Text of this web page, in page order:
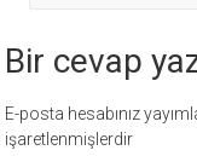
Bir cevap
E-posta hesabınız
işaretlenmişlerdir